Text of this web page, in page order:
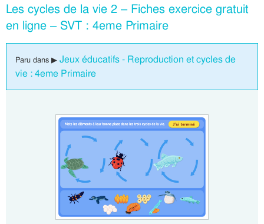
Les cycles de la vie 2 – Fiches exercice gratuit
en ligne – SVT : 4eme Primaire
Paru dans ▶ Jeux éducatifs - Reproduction et cycles de
vie : 4eme Primaire